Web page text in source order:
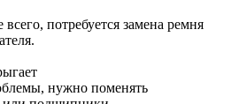
потребуется замена ремня
нужно поменять